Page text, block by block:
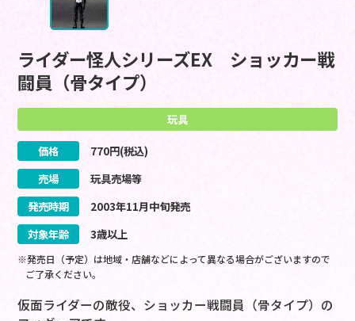
ライダー怪人シリーズEX ショッカー戦
闘員（骨タイプ）
玩具
価格 770円(税込)
売場
玩具売場等
発売時期
2003年11月中旬発売
対象年齢
3歳以上
※発売日（予定）は地域・店舗などによって異なる場合がございますので
ご了承ください。
仮面ライダーの敵役、ショッカー戦闘員（骨タイプ）の